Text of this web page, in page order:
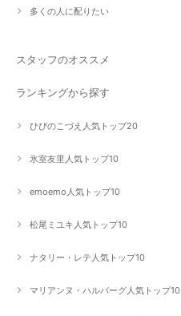
多くの人に配りたい
スタッフのオススメ
ランキングから探す
ひびのこづえ人気トップ20
氷室友里人気トップ10
emoemo人気トップ10
松尾ミユキ人気トップ10
ナタリー・レテ人気トップ10
マリアンヌ・ハルバーグ人気トップ10